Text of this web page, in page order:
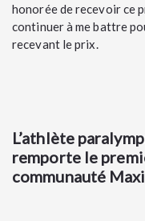
honorée de recevoir ce
continuer à me battre
recevant le prix.
L’athlète
remporte le
communauté